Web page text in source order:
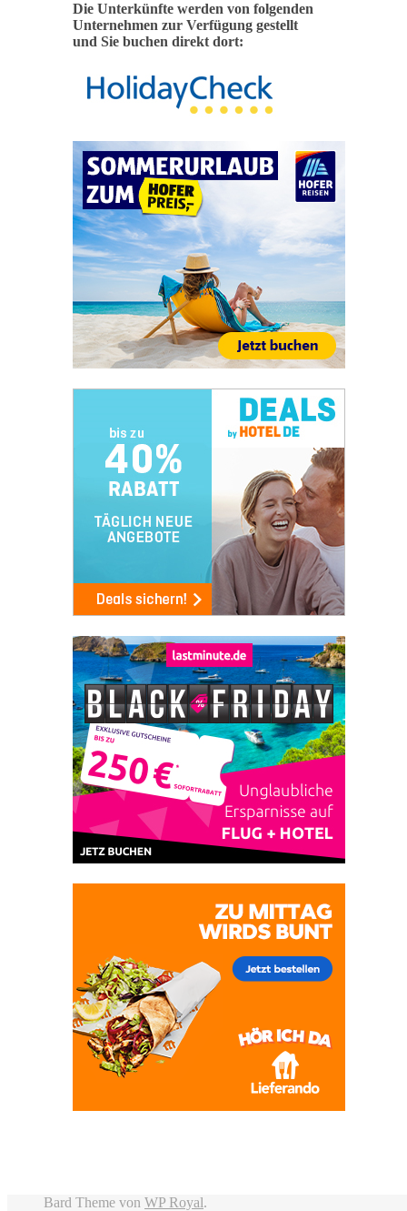
Die Unterkünfte werden von folgenden
Unternehmen zur Verfügung gestellt
und Sie buchen direkt dort:
Bard Theme von WP Royal.